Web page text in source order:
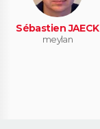
Sébastien JAECK
meylan